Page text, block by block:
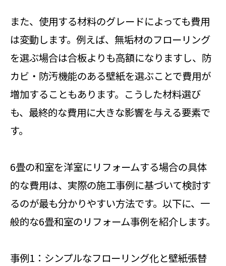
また、使用する材料のグレードによっても費用
は変動します。例えば、無垢材のフローリング
を選ぶ場合は合板よりも高額になりますし、防
カビ・防汚機能のある壁紙を選ぶことで費用が
増加することもあります。こうした材料選び
も、最終的な費用に大きな影響を与える要素で
す。
6畳の和室を洋室にリフォームする場合の具体
的な費用は、実際の施工事例に基づいて検討す
るのが最も分かりやすい方法です。以下に、一
般的な6畳和室のリフォーム事例を紹介します。
事例1：シンプルなフローリング化と壁紙張替